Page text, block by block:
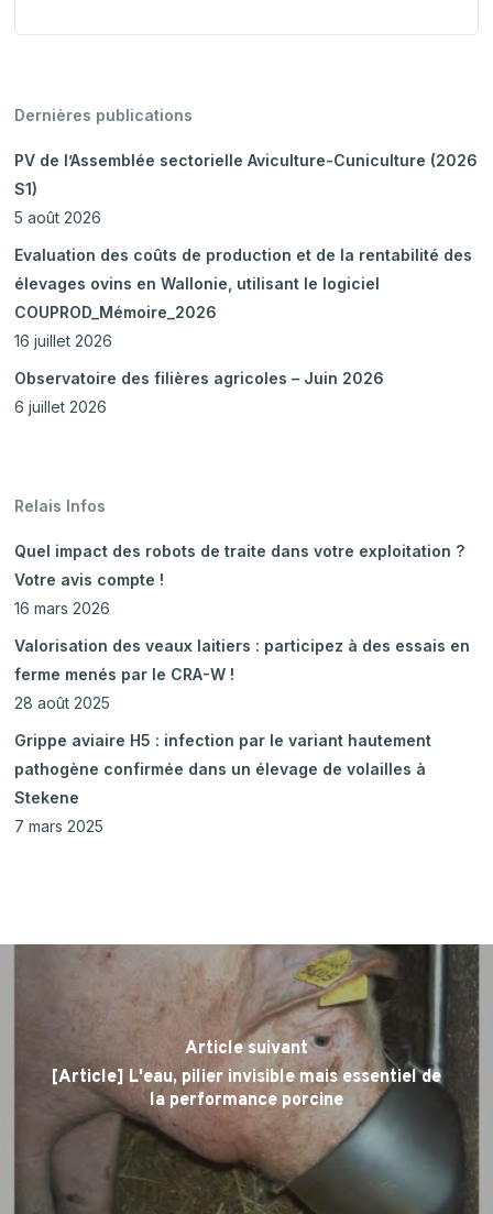
Dernières publications
PV de l’Assemblée sectorielle Aviculture-Cuniculture (2026
S1)
5 août 2026
Evaluation des coûts de production et de la rentabilité des
élevages ovins en Wallonie, utilisant le logiciel
COUPROD_Mémoire_2026
16 juillet 2026
Observatoire des filières agricoles – Juin 2026
6 juillet 2026
Relais Infos
Quel impact des robots de traite dans votre exploitation ?
Votre avis compte !
16 mars 2026
Valorisation des veaux laitiers : participez à des essais en
ferme menés par le CRA-W !
28 août 2025
Grippe aviaire H5 : infection par le variant hautement
pathogène confirmée dans un élevage de volailles à
Stekene
7 mars 2025
Article suivant
[Article] L'eau, pilier invisible mais essentiel de
la performance porcine